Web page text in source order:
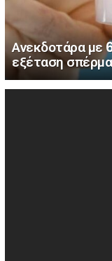
Ανεκδοτάρα με
εξέταση